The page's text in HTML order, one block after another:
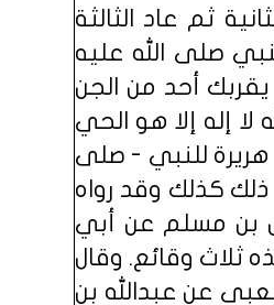
ثم عاد الثالثة
صلى الله عليه
أحد من الجن
لا إله إلا هو الحي
للنبي - صلى
كذلك وقد رواه
بن مسلم عن أبي
ثلاث وقائع. وقال
عن عبدالله بن